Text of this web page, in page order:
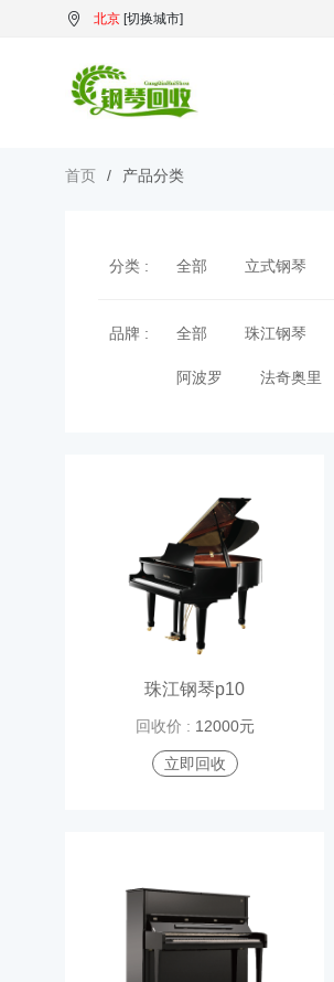
北京[切换城市]
首页 产品分类
分类 : 全部 立式钢琴
品牌 : 全部 珠江钢琴
阿波罗 法奇奥里
珠江钢琴p10
回收价 : 12000元
立即回收